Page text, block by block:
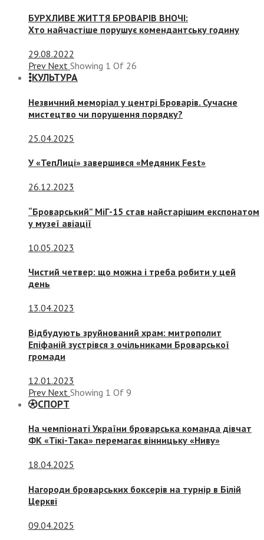
БУРХЛИВЕ ЖИТТЯ БРОВАРІВ ВНОЧІ:
Хто найчастіше порушує комендантську годину
29.08.2022
Prev Next Showing 1 Of 26
КУЛЬТУРА
Незвичний меморіал у центрі Броварів. Сучасне
мистецтво чи порушення порядку?
25.04.2025
У «ТепЛиці» завершився «Медяник Fest»
26.12.2023
“Броварський” МіГ-15 став найстарішим експонатом
у музеї авіації
10.05.2023
Чистий четвер: що можна і треба робити у цей
день
13.04.2023
Відбудують зруйнований храм: митрополит
Епіфаній зустрівся з очільниками Броварської
громади
12.01.2023
Prev Next Showing 1 Of 9
СПОРТ
На чемпіонаті України броварська команда дівчат
ФК «Тікі-Така» перемагає вінницьку «Ниву»
18.04.2025
Нагороди броварських боксерів на турнір в Білій
Церкві
09.04.2025